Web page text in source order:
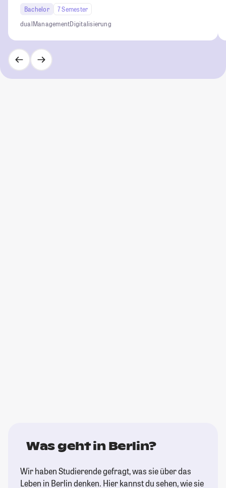
Bachelor
7 Semester
dualManagementDigitalisierung
Was geht in Berlin?
Wir haben Studierende gefragt, was sie über das
Leben in Berlin denken. Hier kannst du sehen, wie sie